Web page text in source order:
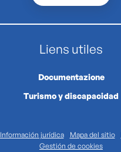
Liens utiles
Documentazione
Turismo y discapacidad
Información jurídica Mapa del sitio
Gestión de cookies